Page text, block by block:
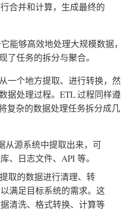
合并和计算，生成最终的
能够高效地处理大规模数据，
了任务的拆分与聚合。
一个地方提取、进行转换，然
据处理过程。ETL 过程同样遵
复杂的数据处理任务拆分成几
从源系统中提取出来，可
、日志文件、API 等。
提取的数据进行清理、转
满足目标系统的需求。这
清洗、格式转换、计算等